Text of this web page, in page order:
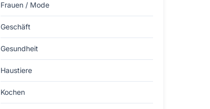
Frauen / Mode
Geschäft
Gesundheit
Haustiere
Kochen